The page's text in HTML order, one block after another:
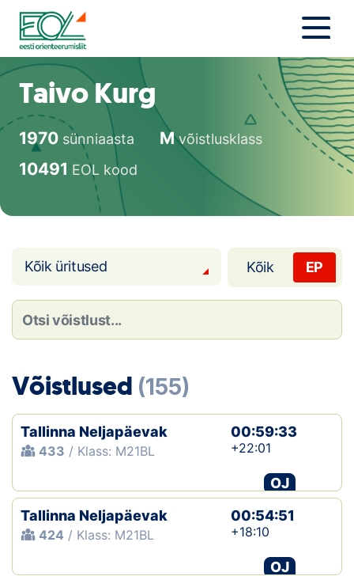
Liigu
sisu
juurde
Estonian Orienteering Federation
Uudised
Alustajale
Orienteerujale
Eesti Orienteerumine 100!
Noored
Kontakt
EOL
Kaardid
Taivo Kurg
1970 sünniaasta Mvõistlusklass
10491 EOL kood
Kõik üritused Kõik EP
Võistlused (155)
Tallinna Neljapäevak
433 / Klass: M21BL
00:59:33
+22:01
OJ
Tallinna Neljapäevak
424 / Klass: M21BL
00:54:51
+18:10
OJ